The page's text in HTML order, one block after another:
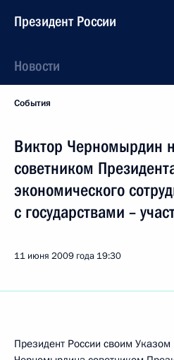
Президент России
Новости
События
Виктор Черномырдин
советником
экономического
с государствами –
11 июня 2009 года 19:30
Президент России своим Указом